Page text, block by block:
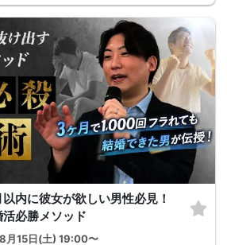
以内に彼女が欲しい男性必見！
必勝メソッド
月15日(土) 19:00〜